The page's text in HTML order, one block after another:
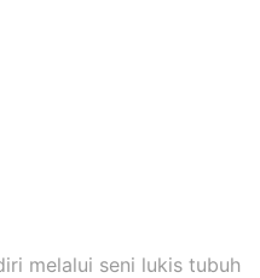
melalui seni lukis tubuh